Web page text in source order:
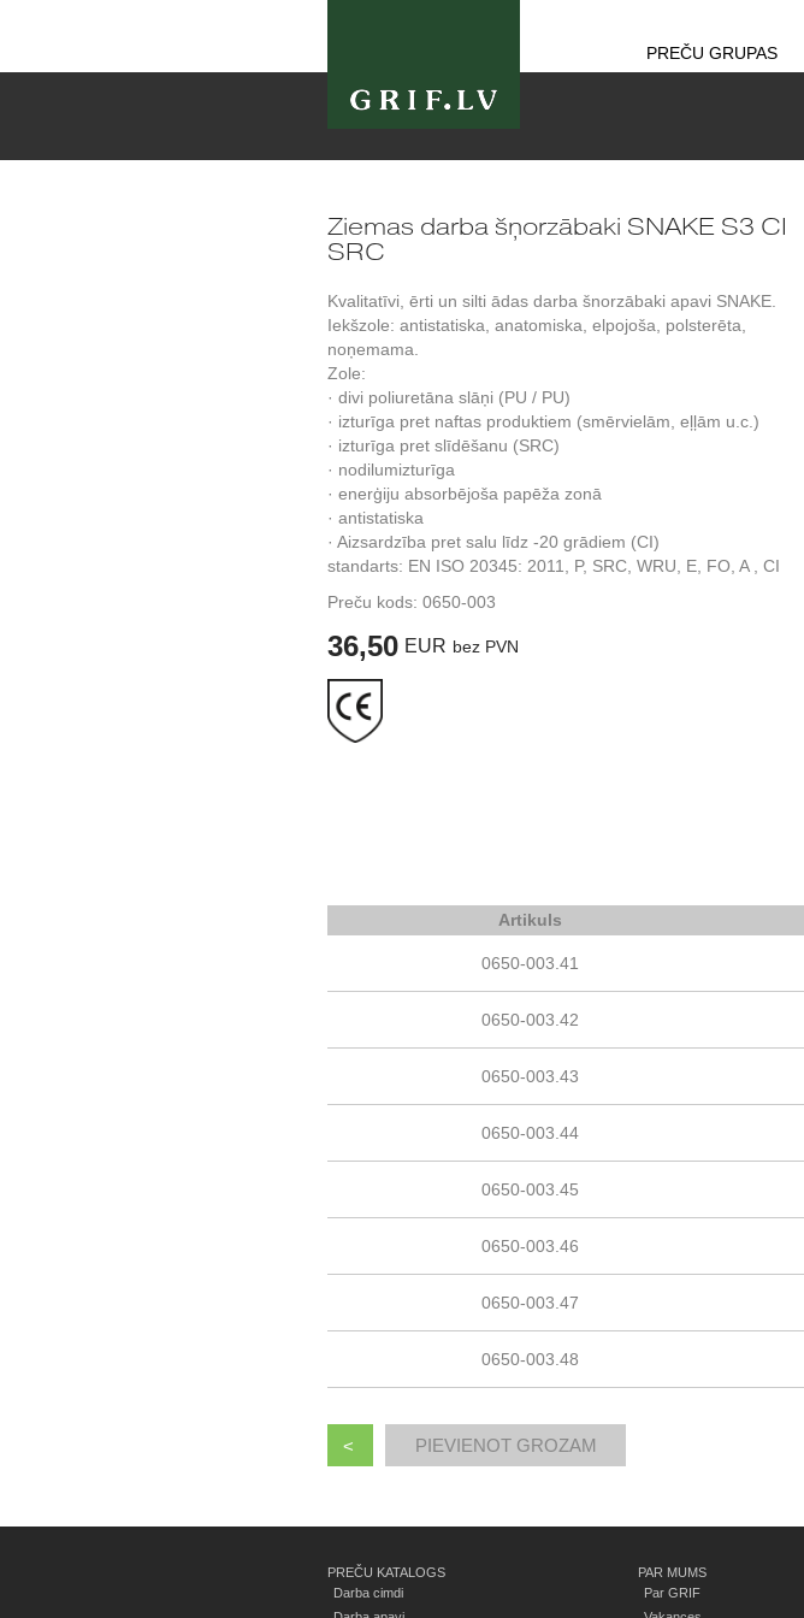
PREČU GRUPAS
Ziemas darba šņorzābaki SNAKE S3 CI
SRC
Kvalitatīvi, ērti un silti ādas darba šnorzābaki apavi SNAKE.
Iekšzole: antistatiska, anatomiska, elpojoša, polsterēta,
noņemama.
Zole:
· divi poliuretāna slāņi (PU / PU)
· izturīga pret naftas produktiem (smērvielām, eļļām u.c.)
· izturīga pret slīdēšanu (SRC)
· nodilumizturīga
· enerģiju absorbējoša papēža zonā
· antistatiska
· Aizsardzība pret salu līdz -20 grādiem (CI)
standarts: EN ISO 20345: 2011, P, SRC, WRU, E, FO, A , CI
Preču kods: 0650-003
36,50 EUR bez PVN
Artikuls
0650-003.41
0650-003.42
0650-003.43
0650-003.44
0650-003.45
0650-003.46
0650-003.47
0650-003.48
<
PREČU KATALOGS
Darba cimdi
PAR MUMS
Par GRIF